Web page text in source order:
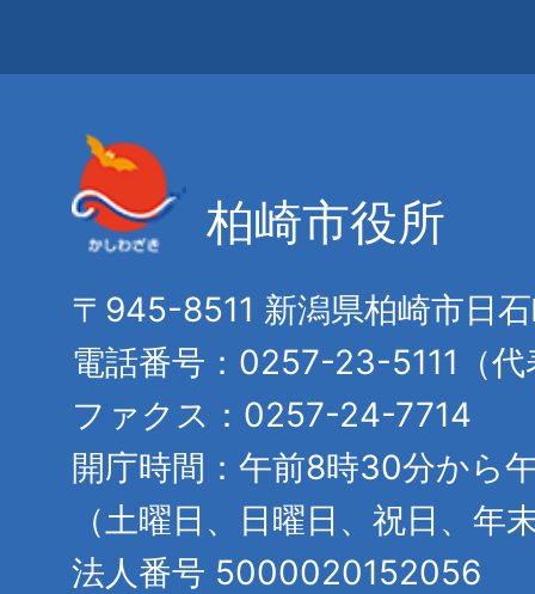
柏崎市役所
〒945-8511 新潟県柏崎市日
電話番号：0257-23-5111（代
ファクス：0257-24-7714
開庁時間：午前8時30分から
（土曜日、日曜日、祝日、年
法人番号 5000020152056